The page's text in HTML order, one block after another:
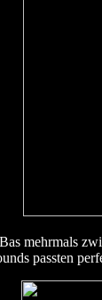
mehrmals
passten